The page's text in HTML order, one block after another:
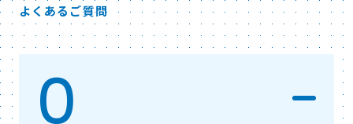
よくあるご質問